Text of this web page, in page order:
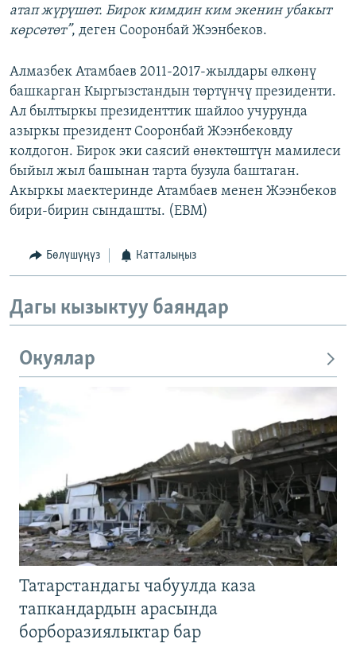
атап жүрүшөт. Бирок кимдин ким экенин убакыт
көрсөтөт”, деген Сооронбай Жээнбеков.
Алмазбек Атамбаев 2011-2017-жылдары өлкөнү
башкарган Кыргызстандын төртүнчү президенти.
Ал былтыркы президенттик шайлоо учурунда
азыркы президент Сооронбай Жээнбековду
колдогон. Бирок эки саясий өнөктөштүн мамилеси
быйыл жыл башынан тарта бузула баштаган.
Акыркы маектеринде Атамбаев менен Жээнбеков
бири-бирин сындашты. (EBM)
Бөлүшүңүз Катталыңыз
Дагы кызыктуу баяндар
Окуялар
Татарстандагы чабуулда каза
тапкандардын арасында
борборазиялыктар бар